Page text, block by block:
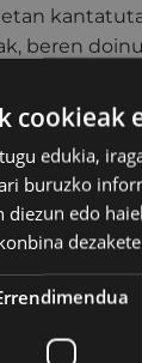
beren
estudio
salgai
duzuela
cookieak
edukia,
buruzko
diezun edo